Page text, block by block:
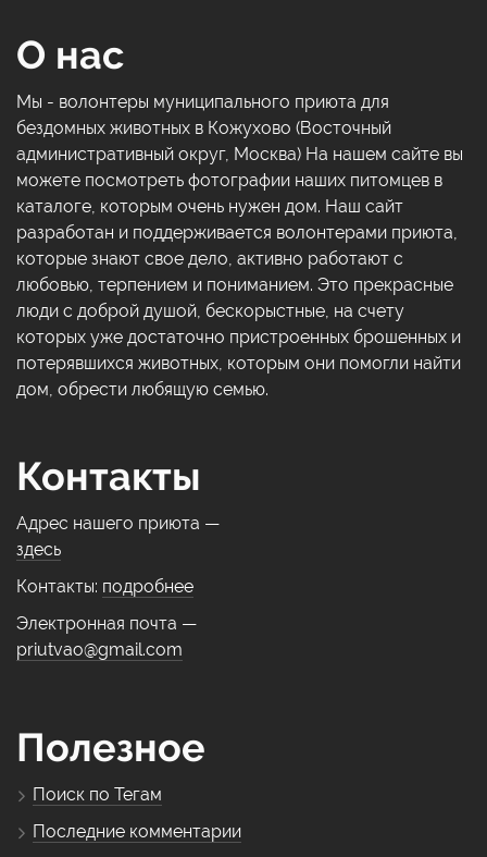
О нас
Мы - волонтеры муниципального приюта для
бездомных животных в Кожухово (Восточный
административный округ, Москва) На нашем сайте вы
можете посмотреть фотографии наших питомцев в
каталоге, которым очень нужен дом. Наш сайт
разработан и поддерживается волонтерами приюта,
которые знают свое дело, активно работают с
любовью, терпением и пониманием. Это прекрасные
люди с доброй душой, бескорыстные, на счету
которых уже достаточно пристроенных брошенных и
потерявшихся животных, которым они помогли найти
дом, обрести любящую семью.
Контакты
Адрес нашего приюта —
здесь
Контакты: подробнее
Электронная почта —
priutvao@gmail.com
Полезное
Поиск по Тегам
Последние комментарии